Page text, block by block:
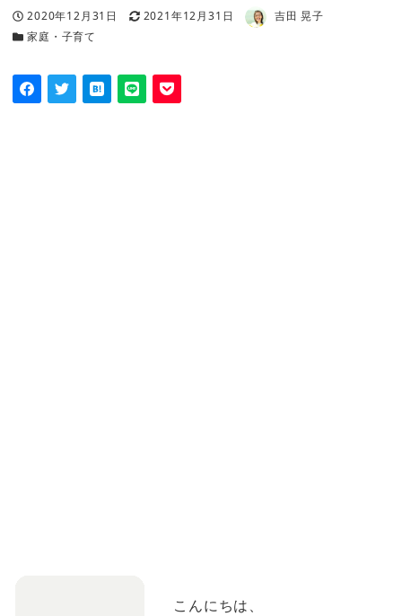
投稿日
2020年12月31日 更新日
2021年12月31日 著者 吉田 晃子
カテゴリー
家庭・子育て
こんにちは、